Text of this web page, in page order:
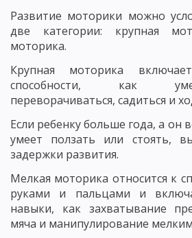
Развитие моторики можно
две категории: крупная
моторика.
Крупная моторика
способности, как
переворачиваться, садиться и
Если ребенку больше года, а он
умеет ползать или стоять,
задержки развития.
Мелкая моторика относится к
руками и пальцами и
навыки, как захватывание
мяча и манипулирование